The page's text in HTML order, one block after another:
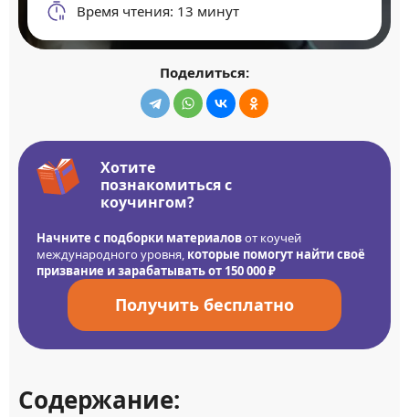
Время чтения: 13 минут
Поделиться:
Хотите
познакомиться с
коучингом?
Начните с подборки материаловот коучей
международного уровня, которые помогут найти своё
призвание и зарабатывать от 150 000 ₽
Получить бесплатно
Содержание: